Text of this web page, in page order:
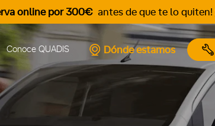
online por 300€ antes de que te lo quiten!
Conoce QUADIS Dónde estamos